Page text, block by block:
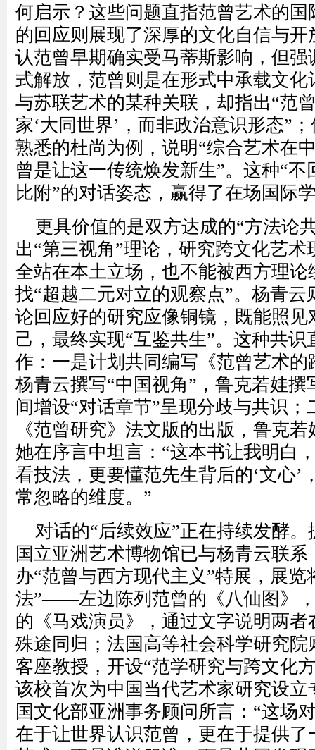
何启示？这些问题直指范曾艺术的国
的回应则展现了深厚的文化自信与
认范曾早期确实受马蒂斯影响，但强
式解放，范曾则是在形式中承载文化
与苏联艺术的某种关联，却指出“范
家‘大同世界’，而非政治意识形态”
熟悉的杜尚为例，说明“综合艺术在
曾是让这一传统焕发新生”。这种“
比附”的对话姿态，赢得了在场国际
更具价值的是双方达成的“方法论
出“第三视角”理论，研究跨文化艺术
全站在本土立场，也不能被西方理论
找“超越二元对立的观察点”。杨青云
论回应好的研究应像铜镜，既能照见
己，最终实现“互鉴共生”。这种共识
作：一是计划共同编写《范曾艺术的
杨青云撰写“中国视角”，鲁克若娃撰
间增设“对话章节”呈现分歧与共识；
《范曾研究》法文版的出版，鲁克
她在序言中坦言：“这本书让我明白
看技法，更要懂范先生背后的‘文心’
常忽略的维度。”
对话的“后续效应”正在持续发酵
国立亚洲艺术博物馆已与杨青云联系
办“范曾与西方现代主义”特展，展览
法”——左边陈列范曾的《八仙图》
的《马戏演员》，通过文字说明两者
殊途同归；法国高等社会科学研究院
客座教授，开设“范学研究与跨文化
该校首次为中国当代艺术家研究设立
国文化部亚洲事务顾问所言：“这场
在于让世界认识范曾，更在于提供了